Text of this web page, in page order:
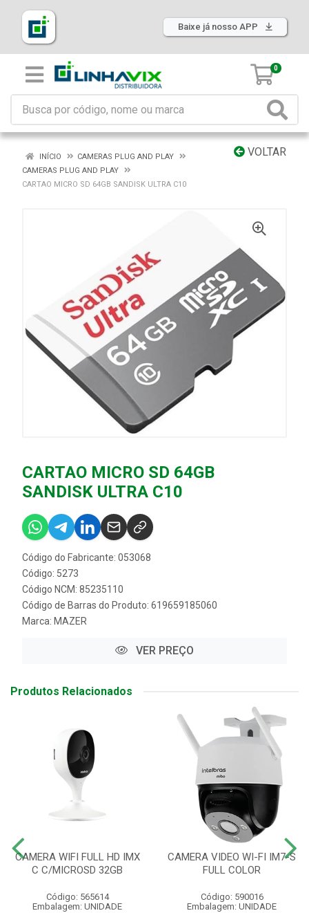
Baixe já nosso APP
0
VOLTAR
INÍCIO
CAMERAS PLUG AND PLAY
CAMERAS PLUG AND PLAY
CARTAO MICRO SD 64GB SANDISK ULTRA C10
CARTAO MICRO SD 64GB
SANDISK ULTRA C10
Código do Fabricante: 053068
Código: 5273
Código NCM: 85235110
Código de Barras do Produto: 619659185060
Marca: MAZER
VER PREÇO
Produtos Relacionados
CAMERA WIFI FULL HD IMX
C C/MICROSD 32GB
Código: 565614
Embalagem: UNIDADE
CAMERA VIDEO WI-FI IM7-S
FULL COLOR
Código: 590016
Embalagem: UNIDADE